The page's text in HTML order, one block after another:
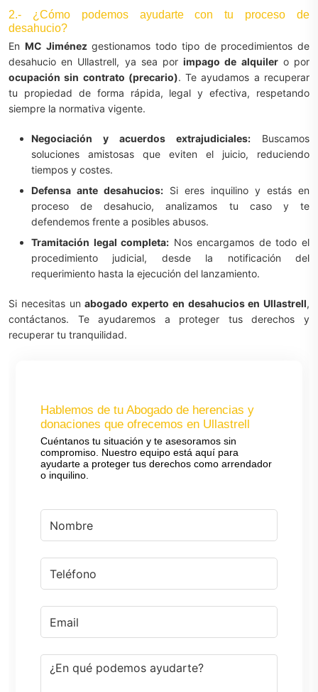
2.- ¿Cómo podemos ayudarte con tu proceso de
desahucio?
En MC Jiménezgestionamos todo tipo de procedimientos de
desahucio en Ullastrell, ya sea porimpago de alquilero por
ocupación sin contrato (precario). Te ayudamos a recuperar
tu propiedad de forma rápida, legal y efectiva, respetando
siempre la normativa vigente.
Negociación y acuerdos extrajudiciales: Buscamos
soluciones amistosas que eviten el juicio, reduciendo
tiempos y costes.
Defensa ante desahucios: Si eres inquilino y estás en
proceso de desahucio, analizamos tu caso y te
defendemos frente a posibles abusos.
Tramitación legal completa: Nos encargamos de todo el
procedimiento judicial, desde la notificación del
requerimiento hasta la ejecución del lanzamiento.
Si necesitas unabogado experto en desahucios en Ullastrell,
contáctanos. Te ayudaremos a proteger tus derechos y
recuperar tu tranquilidad.
Hablemos de tu Abogado de herencias y
donaciones que ofrecemos en Ullastrell
Cuéntanos tu situación y te asesoramos sin
compromiso. Nuestro equipo está aquí para
ayudarte a proteger tus derechos como arrendador
o inquilino.